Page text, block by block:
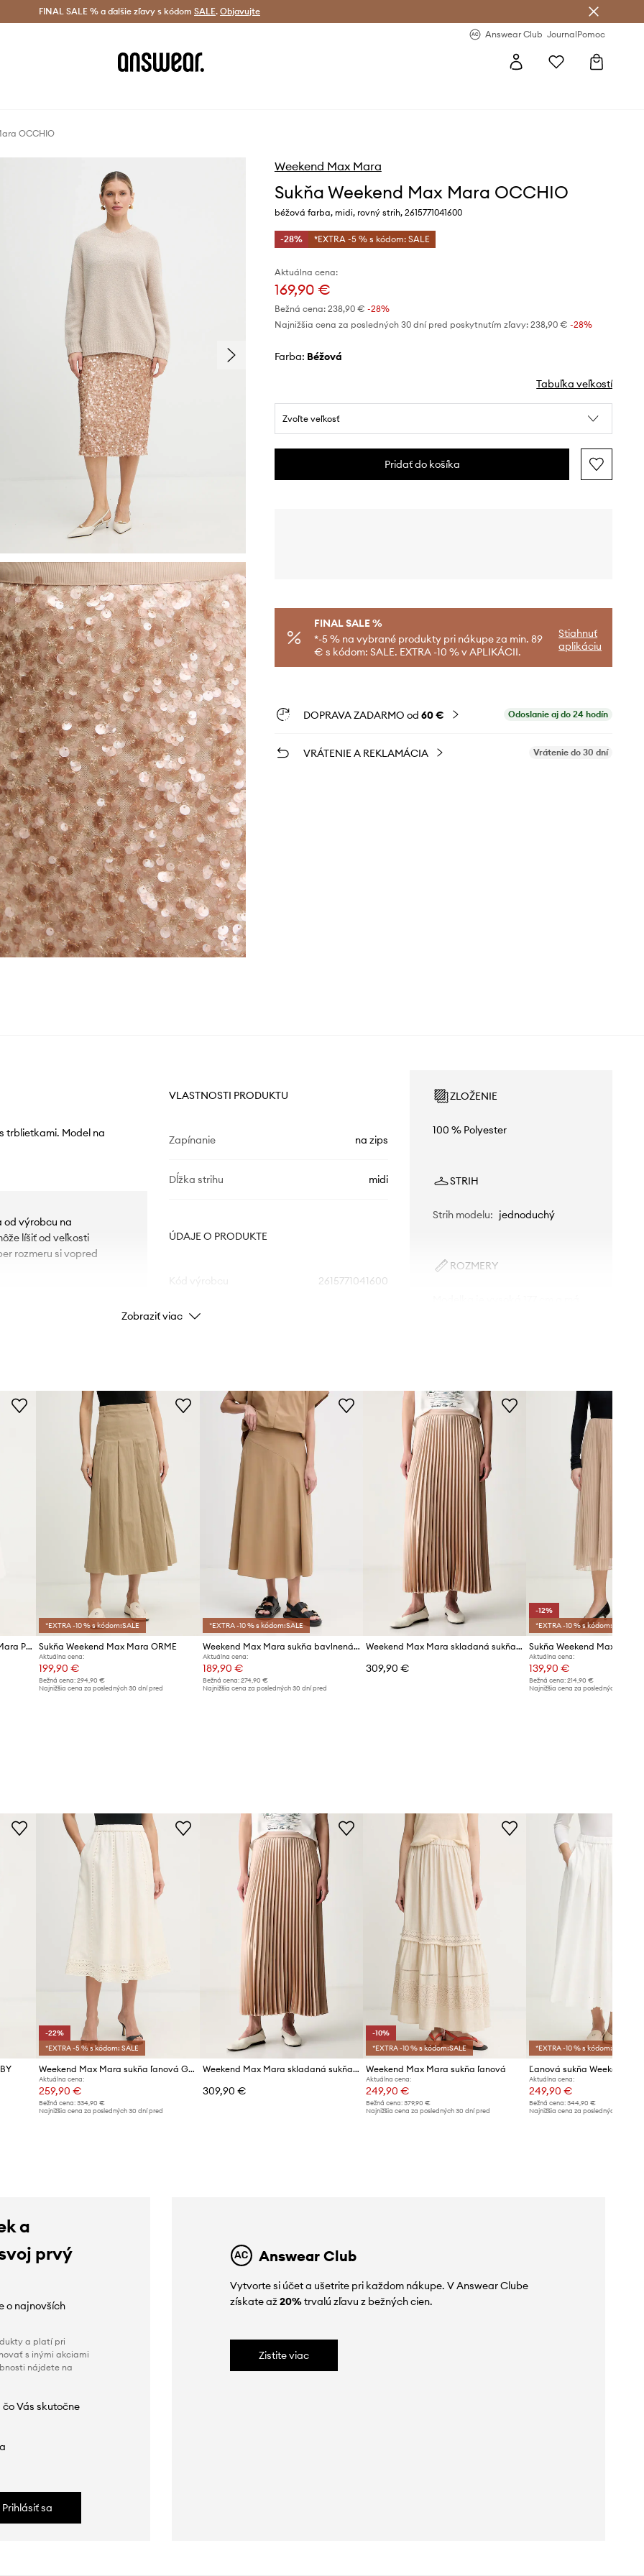
doprava od 60 € > Doručenie aj do 24 h >
FINAL SALE % a ďalšie zľavy s kódom SALE. Objavujte
Answear Club JournalPomoc
OCCHIO
Weekend Max Mara
Sukňa Weekend Max Mara OCCHIO
béžová farba, midi, rovný strih, 2615771041600
-28% *EXTRA -5 % s kódom: SALE
Aktuálna cena:
169,90 €
Bežná cena: 238,90 € -28%
Najnižšia cena za posledných 30 dní pred poskytnutím zľavy: 238,90 € -28%
Farba: béžová
Tabuľka veľkostí
Zvoľte veľkosť
Pridať do košíka
FINAL SALE %
*-5 % na vybrané produkty pri nákupe za min. 89
€ s kódom: SALE. EXTRA -10 % v APLIKÁCII.
Stiahnuť
aplikáciu
DOPRAVA ZADARMO od 60 € Odoslanie aj do 24 hodín
VRÁTENIE A REKLAMÁCIA Vrátenie do 30 dní
trblietkami. Model na
od výrobcu na
líšiť od veľkosti
rozmeru si vopred
VLASTNOSTI PRODUKTU
Zapínanie na zips
Dĺžka strihu midi
ÚDAJE O PRODUKTE
2615771041600
Farba
Výrobca
ZLOŽENIE
100 % Polyester
STRIH
Strih modelu: jednoduchý
ROZMERY
Veľkosti uvedené v obchode boli
prepočítané na štandardnú európsku
tabuľku veľkostí. Na etikete
dodaného produktu sa nachádza
pôvodné označenie výrobcu.
Tabuľka veľkostí
Zobraziť viac
Ľanová sukňa Weekend Max Mara PIO
*EXTRA -10 % s kódom:SALE
Sukňa Weekend Max Mara ORME
Aktuálna cena:
199,90 €
Bežná cena: 294,90 €
Najnižšia cena za posledných 30 dní pred
*EXTRA -10 % s kódom:SALE
Weekend Max Mara sukňa bavlnená ZATTERA
Aktuálna cena:
189,90 €
Bežná cena: 274,90 €
Najnižšia cena za posledných 30 dní pred
Weekend Max Mara skladaná sukňa WKDNICCHIA
309,90 €
-12%
*EXTRA -10 % s kódom:SALE
Sukňa Weekend Max Mara
Aktuálna cena:
139,90 €
Bežná cena: 214,90 €
Najnižšia cena za posledných 30 dní
-22%
*EXTRA -5 % s kódom: SALE
Weekend Max Mara sukňa ľanová GERGO
Aktuálna cena:
259,90 €
Bežná cena: 334,90 €
Najnižšia cena za posledných 30 dní pred
Weekend Max Mara skladaná sukňa WKDNICCHIA
309,90 €
-10%
*EXTRA -10 % s kódom:SALE
Weekend Max Mara sukňa ľanová
Aktuálna cena:
249,90 €
Bežná cena:379,90 €
Najnižšia cena za posledných 30 dní pred
*EXTRA -10 % s kódom:SALE
Aktuálna cena:
249,90 €
Bežná cena: 344,90 €
Najnižšia cena za posledných 30 dní
a
prvý
o najnovších
a platí pri
s inými akciami
nájdete na
Vás skutočne
Prihlásiť sa
Answear Club
Vytvorte si účet a ušetrite pri každom nákupe. V Answear Clube
získate až20%trvalú zľavu z bežných cien.
Zistite viac